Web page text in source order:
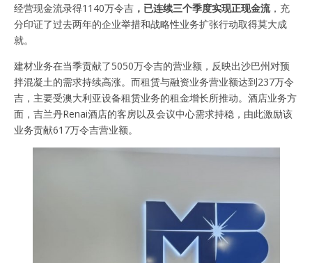
经营现金流录得1140万令吉 ，已连续三个季度实现正现金流，充
分印证了过去两年的企业举措和战略性业务扩张行动取得莫大成
就。
建材业务在当季贡献了5050万令吉的营业额，反映出沙巴州对预
拌混凝土的需求持续高涨。而租赁与融资业务营业额达到237万令
吉，主要受澳大利亚设备租赁业务的租金增长所推动。酒店业务方
面，吉兰丹Renai酒店的客房以及会议中心需求持稳，由此激励该
业务贡献617万令吉营业额。